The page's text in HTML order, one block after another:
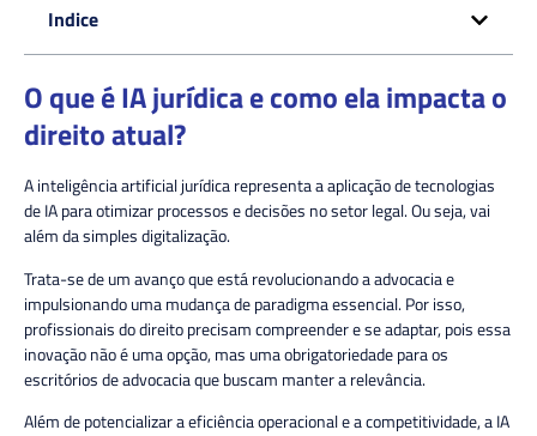
Indice
O que é IA jurídica e como ela impacta o
direito atual?
A inteligência artificial jurídica representa aaplicação de tecnologias
de IA para otimizar processos e decisões no setor legal. Ou seja, vai
além da simples digitalização.
Trata-se de um avanço que está revolucionando a advocacia e
impulsionando uma mudança de paradigma essencial. Por isso,
profissionais do direito precisam compreender e se adaptar, pois essa
inovação não é uma opção, mas uma obrigatoriedade para os
escritórios de advocacia que buscam manter a relevância.
Além de potencializar a eficiência operacional e a competitividade, a IA